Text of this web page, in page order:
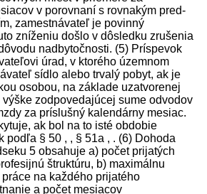
v porovnaní s rovnakým pred­
zamest­návateľ je povinný
zníženiu došlo v dôsledku zrušenia
nadbytočnosti. (5) Príspevok
úrad, v ktorého územnom
sídlo alebo trvalý pobyt, ak je
osobou, na základe uzatvorenej
zodpovedajúcej sume odvodov
za príslušný kalendárny mesiac.
ak bol na to isté obdobie
podľa § 50 , , § 51a , . (6) Dohoda
5 obsahuje a) počet prijatých
štruktúru, b) maximálnu
na každého prijatého
a počet mesiacov